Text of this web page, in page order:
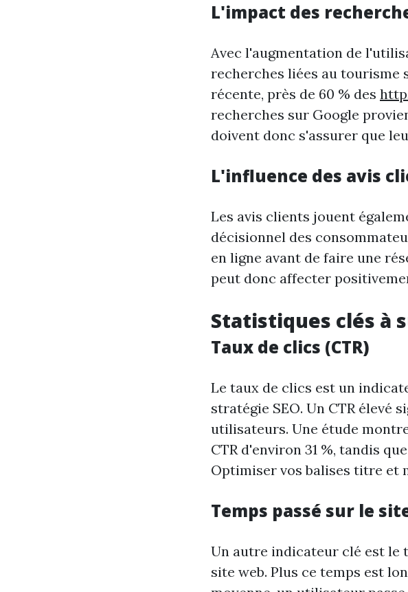
L'impact des
Avec l'augmentation de
recherches liées au tourisme
récente, près de 60 % des
recherches sur Google
doivent donc s'assurer que
L'influence des avis
Les avis clients jouent
décisionnel des
en ligne avant de faire une
peut donc affecter
Statistiques clés à
Taux de clics (CTR)
Le taux de clics est un
stratégie SEO. Un CTR
utilisateurs. Une étude
CTR d'environ 31 %, tandis
Optimiser vos balises titre et
Temps passé sur le
Un autre indicateur clé est le
site web. Plus ce temps est